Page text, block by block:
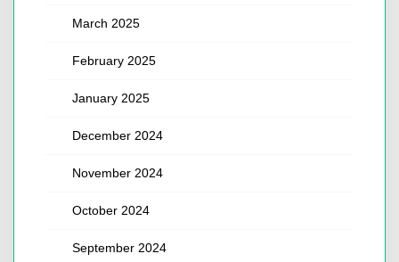
March 2025
February 2025
January 2025
December 2024
November 2024
October 2024
September 2024